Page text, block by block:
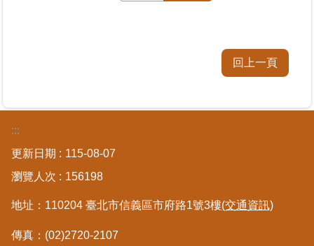
回上一頁
:::
更新日期
115-08-07
瀏覽人次
156198
地址：110204 臺北市信義區市府路1號3樓(交通資訊)
傳真：(02)2720-2107